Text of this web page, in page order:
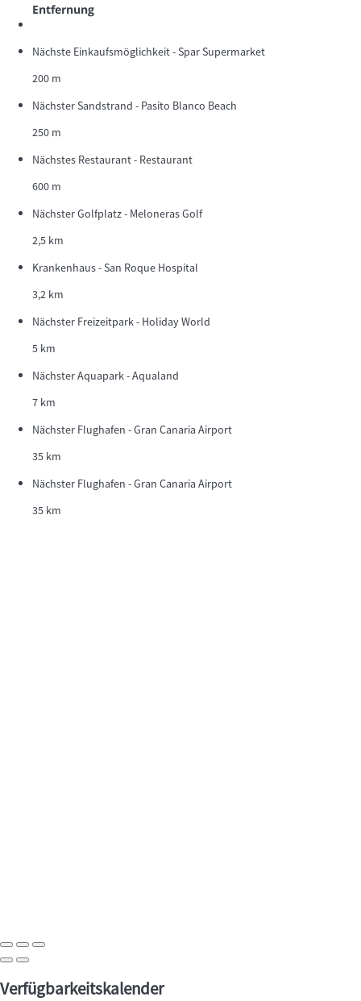
Entfernung
Nächste Einkaufsmöglichkeit - Spar Supermarket
200 m
Nächster Sandstrand - Pasito Blanco Beach
250 m
Nächstes Restaurant - Restaurant
600 m
Nächster Golfplatz - Meloneras Golf
2,5 km
Krankenhaus - San Roque Hospital
3,2 km
Nächster Freizeitpark - Holiday World
5 km
Nächster Aquapark - Aqualand
7 km
Nächster Flughafen - Gran Canaria Airport
35 km
Nächster Flughafen - Gran Canaria Airport
35 km
Verfügbarkeitskalender